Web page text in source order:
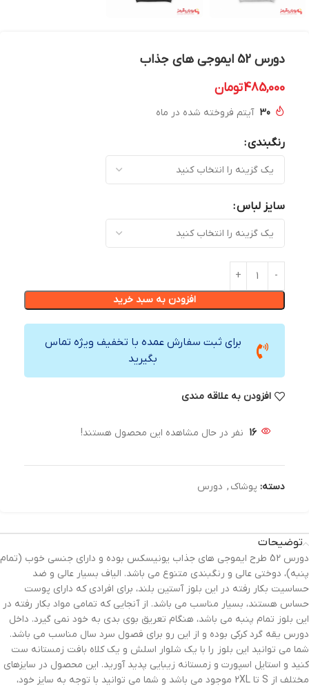
دورس 52 ایموجی های جذاب
485,000تومان
30 آیتم فروخته شده در ماه
رنگبندی
سایز لباس
افزودن به سبد خرید
برای ثبت سفارش عمده با تخفیف ویژه تماس
بگیرید
افزودن به علاقه مندی
16 نفر در حال مشاهده این محصول هستند!
دسته: پوشاک , دورس
توضیحات
دورس 52 طرح ایموجی های جذاب یونیسکس بوده و دارای جنسی خوب (تمام
پنبه)، دوختی عالی و رنگبندی متنوع می باشد. الیاف بسیار عالی و ضد
حساسیت بکار رفته در این بلوز آستین بلند، برای افرادی که دارای پوست
حساس هستند، بسیار مناسب می باشد. از آنجایی که تمامی مواد بکار رفته در
این بلوز تمام پنبه می باشد، هنگام تعریق بوی بدی به خود نمی گیرد. داخل
دورس یقه گرد کرکی بوده و از این رو برای فصول سرد سال مناسب می باشد.
شما می توانید این بلوز را با یک شلوار اسلش و یک کلاه بافت زمستانه ست
کنید و استایل اسپورت و زمستانه زیبایی پدید آورید. این محصول در سایزهای
مختلف از S تا 2XL موجود می باشد و شما می توانید با توجه به سایز خود،